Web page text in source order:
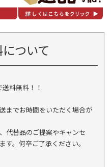
ついて
料無料！！
までお時間をいただく場合が
代替品のご提案やキャンセ
。何卒ご了承ください。